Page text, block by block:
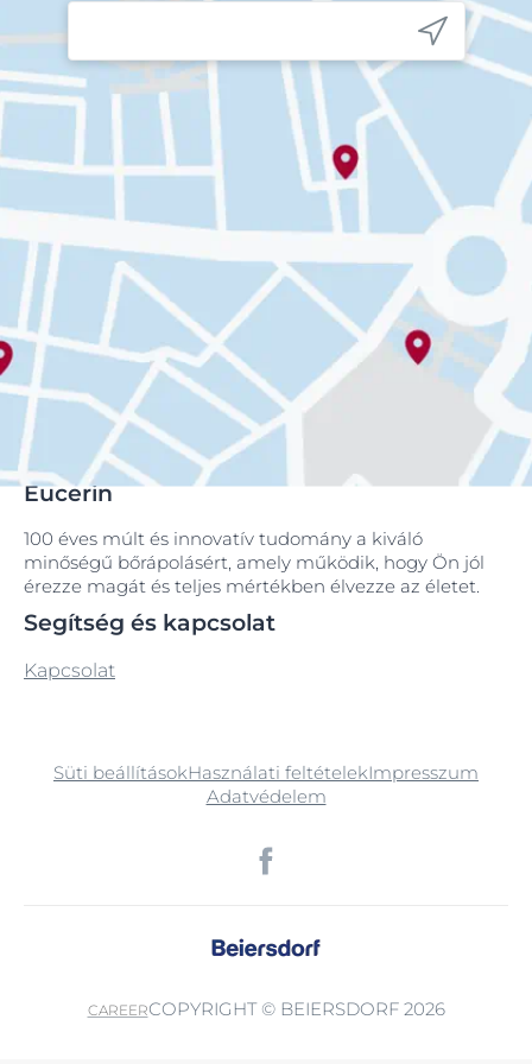
Eucerin
100 éves múlt és innovatív tudomány a kiváló
minőségű bőrápolásért, amely működik, hogy Ön jól
érezze magát és teljes mértékben élvezze az életet.
Segítség és kapcsolat
Kapcsolat
Süti beállításokHasználati feltételekImpresszum
Adatvédelem
CAREERCOPYRIGHT © BEIERSDORF 2026